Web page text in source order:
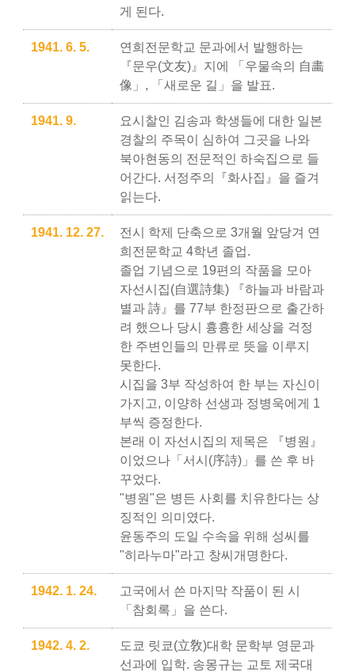
게 된다.
1941. 6. 5.
연희전문학교 문과에서 발행하는
『문우(文友)』지에 「우물속의 自畵
像」, 「새로운 길」을 발표.
1941. 9.
요시찰인 김송과 학생들에 대한 일본
경찰의 주목이 심하여 그곳을 나와
북아현동의 전문적인 하숙집으로 들
어간다. 서정주의『화사집』을 즐겨
읽는다.
1941. 12. 27.
전시 학제 단축으로 3개월 앞당겨 연
희전문학교 4학년 졸업.
졸업 기념으로 19편의 작품을 모아
자선시집(自選詩集) 『하늘과 바람과
별과 詩』를 77부 한정판으로 출간하
려 했으나 당시 흉흉한 세상을 걱정
한 주변인들의 만류로 뜻을 이루지
못한다.
시집을 3부 작성하여 한 부는 자신이
가지고, 이양하 선생과 정병욱에게 1
부씩 증정한다.
본래 이 자선시집의 제목은 『병원』
이었으나「서시(序詩)」를 쓴 후 바
꾸었다.
"병원"은 병든 사회를 치유한다는 상
징적인 의미였다.
윤동주의 도일 수속을 위해 성씨를
"히라누마"라고 창씨개명한다.
1942. 1. 24.
고국에서 쓴 마지막 작품이 된 시
「참회록」을 쓴다.
1942. 4. 2.
도쿄 릿쿄(立敎)대학 문학부 영문과
선과에 입학. 송몽규는 교토 제국대